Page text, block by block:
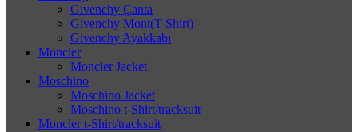
Givenchy Çanta
Givenchy Mont(T-Shirt)
Givenchy Ayakkabı
Moncler
Moncler Jacket
Moschino
Moschino Jacket
Moschino t-Shirt/tracksuit
Moncler t-Shirt/tracksuit